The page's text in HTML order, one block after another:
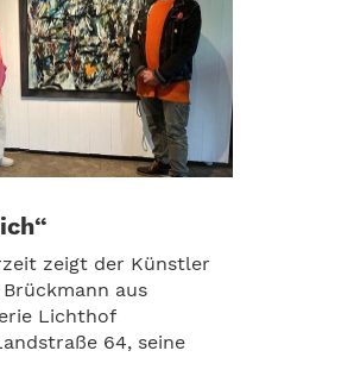
zeigt der Künstler
aus
Lichthof
64, seine